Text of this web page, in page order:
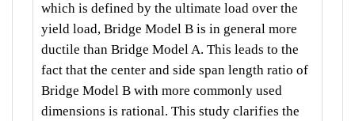
which is defined by the ultimate load over the
yield load, Bridge Model B is in general more
ductile than Bridge Model A. This leads to the
fact that the center and side span length ratio of
Bridge Model B with more commonly used
dimensions is rational. This study clarifies the